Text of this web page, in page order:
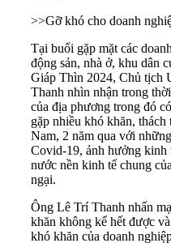
>>Gỡ khó cho doanh
Tại buổi gặp mặt các
động sản, nhà ở, khu dân
Giáp Thìn 2024, Chủ tịch
Thanh nhìn nhận trong
của địa phương trong đó
gặp nhiều khó khăn,
Nam, 2 năm qua với
Covid-19, ảnh hưởng
nước nền kinh tế chung
ngại.
Ông Lê Trí Thanh nhấn
khăn không kể hết được
khó khăn của doanh